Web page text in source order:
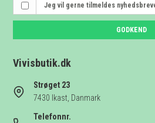
Jeg vil gerne tilmeldes
GODKEND
Vivisbutik.dk
Strøget 23
7430 Ikast, Danmark
Telefonnr.